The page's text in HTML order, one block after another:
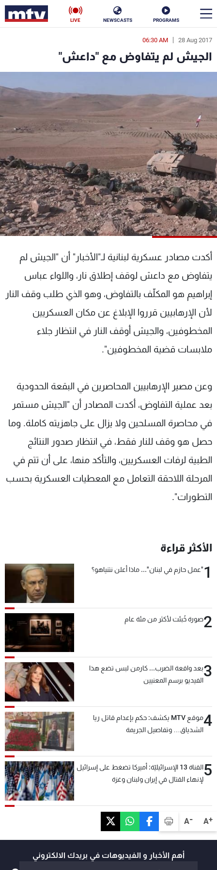
PROGRAMS
NEWSCASTS
LIVE
A+
A-
28 Aug 2017
06:30 AM
الجيش لم يتفاوض مع "داعش"
أكدت مصادر عسكرية لبنانية لـ"الأخبار" أن "الجيش لم
يتفاوض مع داعش لوقف إطلاق نار، واللواء عباس
إبراهيم هو المكلّف بالتفاوض، وهو الذي طلب وقف النار
لأن الإرهابيين قرروا الإبلاغ عن مكان العسكريين
المخطوفين، والجيش أوقف النار في انتظار جلاء
ملابسات قضية المخطوفين".
وعن مصير الإرهابيين المحاصرين في البقعة الحدودية
بعد عملية التفاوض، أكدت المصادر أن "الجيش مستمر
في محاصرة المسلحين ولا يزال على جاهزيته كاملة. وما
حصل هو وقف للنار فقط، في انتظار صدور النتائج
الطبية لرفات العسكريين، والتأكد منها، على أن تتم في
المرحلة اللاحقة التعامل مع المعطيات العسكرية بحسب
التطورات".
الأكثر قراءة
1"عمل حازم في لبنان"... ماذا أعلن نتنياهو؟
2صورة خُبئت لأكثر من مئة عام
3بعد واقعة الضرب... كارمن لبس تضع هذا
الفيديو برسم المعنيين
4
موقع MTV يكشف: حكم بإعدام قاتل ريا
الشدياق… وتفاصيل الجريمة
5
القناة 13 الإسرائيليّة: أميركا تضغط على إسرائيل
لإنهاء القتال في إيران ولبنان وغزة
أهم الأخبار و الفيديوهات في بريدك الالكتروني
en
الأخبار
إقتصاد فن
منوعات رياضة
كأس العالم
البرامج
جدول البرامج
شاهد البرامج
عن MTV
الإنـتـاج
لاعلاناتكم
وظائف
تواصل معنا
شروط الإسـتخدام
سياسة الخصوصية